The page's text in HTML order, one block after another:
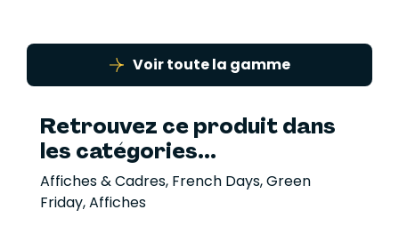
Voir toute la gamme
Retrouvez ce produit dans
les catégories...
Affiches & Cadres, French Days,Green
Friday,Affiches